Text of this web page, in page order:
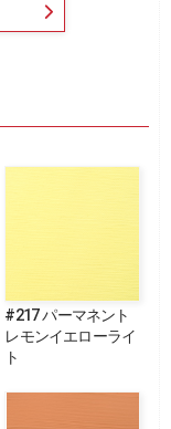
#217 パーマネント
レモンイエローライ
ト